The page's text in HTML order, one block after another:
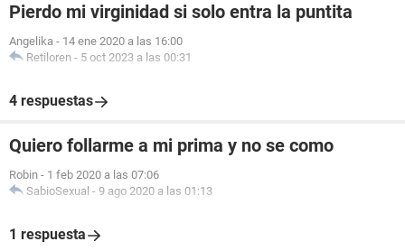
Pierdo mi virginidad si solo entra la puntita
Angelika - 14 ene 2020 a las 16:00
Retiloren - 5 oct 2023 a las 00:31
4 respuestas
Quiero follarme a mi prima y no se como
Robin - 1 feb 2020 a las 07:06
SabioSexual - 9 ago 2020 a las 01:13
1 respuesta